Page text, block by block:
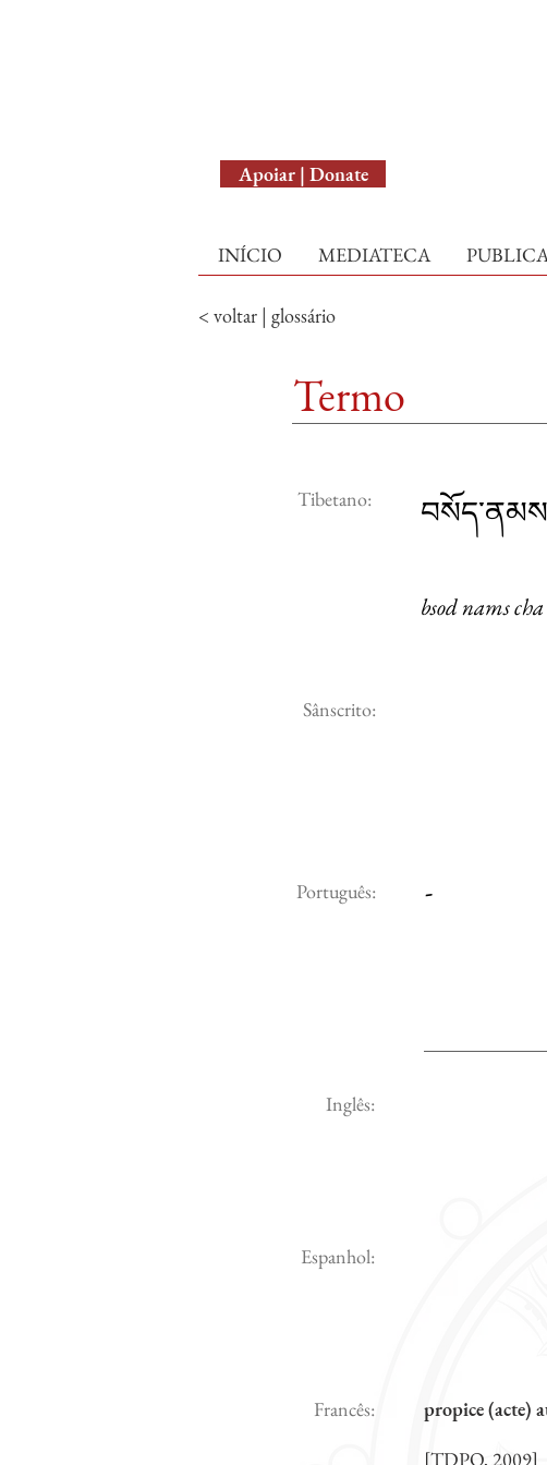
Apoiar | Donate
INÍCIO MEDIATECA
< voltar | glossário
Termo
Tibetano:
bsod nams
Sânscrito:
Português: -
Inglês:
Espanhol:
Francês:
propice (acte)
[TDPQ, 2009]